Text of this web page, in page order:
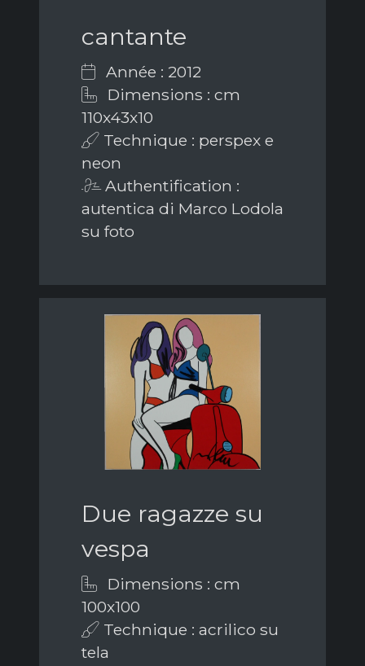
cantante
Année : 2012
Dimensions : cm
110x43x10
Technique : perspex e
neon
Authentification :
autentica di Marco Lodola
su foto
Due ragazze su
vespa
Dimensions : cm
100x100
Technique : acrilico su
tela